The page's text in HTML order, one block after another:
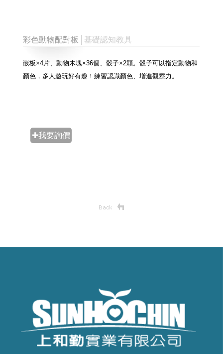
彩色動物配對板 │基礎認知教具
嵌板×4片、動物木塊×36個、 骰子×2顆。骰子可以指定動物和
顏色，多人遊玩好有趣！練習認識顏色、增進觀察力。
✚我要詢價